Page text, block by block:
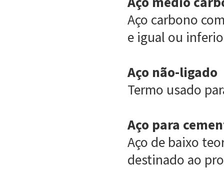
Aço carbono
e igual ou
Aço não-ligado
Termo usado
Aço para
Aço de baixo
destinado ao